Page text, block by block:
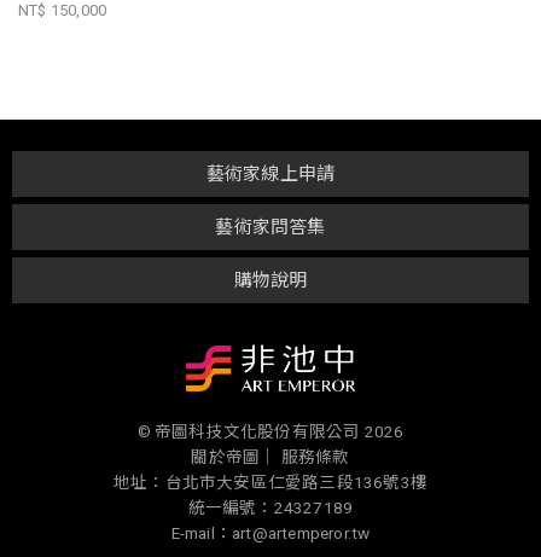
NT$ 150,000
購物說明
藝術家問答集
藝術家線上申請
© 帝圖科技文化股份有限公司 2026
關於帝圖｜
服務條款
地址：台北市大安區仁愛路三段136號3樓
統一編號：24327189
E-mail：art@artemperor.tw